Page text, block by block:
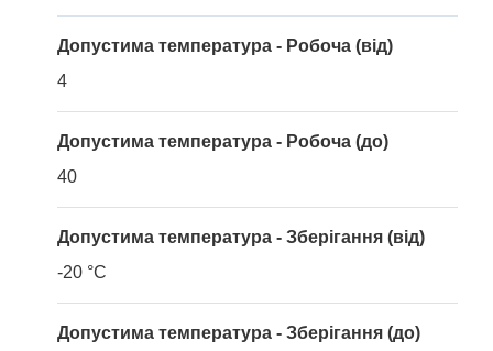
Допустима температура - Робоча (від)
4
Допустима температура - Робоча (до)
40
Допустима температура - Зберігання (від)
-20 °C
Допустима температура - Зберігання (до)